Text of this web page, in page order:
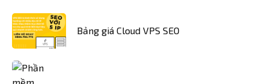
Bảng giá Cloud VPS SEO